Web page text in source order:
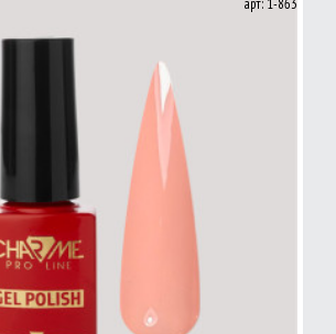
арт: 1-863